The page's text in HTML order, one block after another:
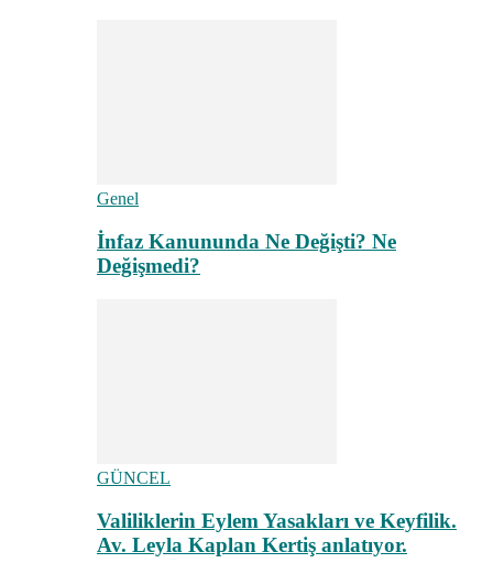
Genel
İnfaz Kanununda Ne Değişti? Ne
Değişmedi?
GÜNCEL
Valiliklerin Eylem Yasakları ve Keyfilik.
Av. Leyla Kaplan Kertiş anlatıyor.